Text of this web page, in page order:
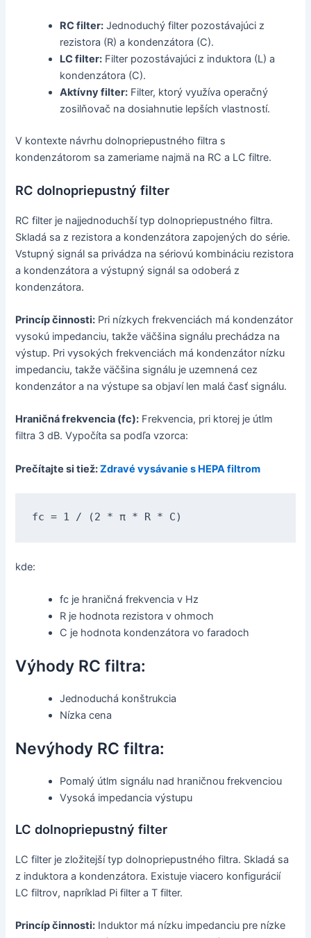
RC filter: Jednoduchý filter pozostávajúci z
rezistora (R) a kondenzátora (C).
LC filter: Filter pozostávajúci z induktora (L) a
kondenzátora (C).
Aktívny filter: Filter, ktorý využíva operačný
zosilňovač na dosiahnutie lepších vlastností.
V kontexte návrhu dolnopriepustného filtra s
kondenzátorom sa zameriame najmä na RC a LC filtre.
RC dolnopriepustný filter
RC filter je najjednoduchší typ dolnopriepustného filtra.
Skladá sa z rezistora a kondenzátora zapojených do série.
Vstupný signál sa privádza na sériovú kombináciu rezistora
a kondenzátora a výstupný signál sa odoberá z
kondenzátora.
Princíp činnosti: Pri nízkych frekvenciách má kondenzátor
vysokú impedanciu, takže väčšina signálu prechádza na
výstup. Pri vysokých frekvenciách má kondenzátor nízku
impedanciu, takže väčšina signálu je uzemnená cez
kondenzátor a na výstupe sa objaví len malá časť signálu.
Hraničná frekvencia (fc): Frekvencia, pri ktorej je útlm
filtra 3 dB. Vypočíta sa podľa vzorca:
Prečítajte si tiež:Zdravé vysávanie s HEPA filtrom
fc = 1 / (2 * π * R * C)
kde:
fc je hraničná frekvencia v Hz
R je hodnota rezistora v ohmoch
C je hodnota kondenzátora vo faradoch
Výhody RC filtra:
Jednoduchá konštrukcia
Nízka cena
Nevýhody RC filtra:
Pomalý útlm signálu nad hraničnou frekvenciou
Vysoká impedancia výstupu
LC dolnopriepustný filter
LC filter je zložitejší typ dolnopriepustného filtra. Skladá sa
z induktora a kondenzátora. Existuje viacero konfigurácií
LC filtrov, napríklad Pi filter a T filter.
Princíp činnosti: Induktor má nízku impedanciu pre nízke